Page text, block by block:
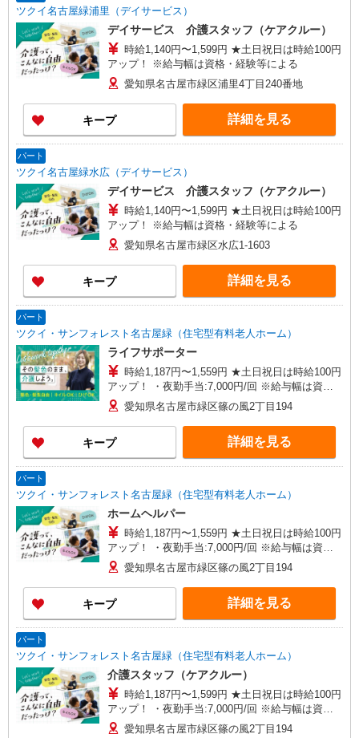
ツクイ名古屋緑浦里（デイサービス）
デイサービス 介護スタッフ（ケアクルー）
時給1,140円〜1,599円 ★土日祝日は時給100円
アップ！ ※給与幅は資格・経験等による
愛知県名古屋市緑区浦里4丁目240番地
キープ 詳細を見る
パート
ツクイ名古屋緑水広（デイサービス）
デイサービス 介護スタッフ（ケアクルー）
時給1,140円〜1,599円 ★土日祝日は時給100円
アップ！ ※給与幅は資格・経験等による
愛知県名古屋市緑区水広1-1603
キープ 詳細を見る
パート
ツクイ・サンフォレスト名古屋緑（住宅型有料老人ホーム）
ライフサポーター
時給1,187円〜1,559円 ★土日祝日は時給100円
アップ！ ・夜勤手当:7,000円/回 ※給与幅は資
格・経験等による
愛知県名古屋市緑区篠の風2丁目194
キープ 詳細を見る
パート
ツクイ・サンフォレスト名古屋緑（住宅型有料老人ホーム）
ホームヘルパー
時給1,187円〜1,559円 ★土日祝日は時給100円
アップ！ ・夜勤手当:7,000円/回 ※給与幅は資
格・経験等による
愛知県名古屋市緑区篠の風2丁目194
キープ 詳細を見る
パート
ツクイ・サンフォレスト名古屋緑（住宅型有料老人ホーム）
介護スタッフ（ケアクルー）
時給1,187円〜1,599円 ★土日祝日は時給100円
アップ！ ・夜勤手当:7,000円/回 ※給与幅は資
格・経験等による
愛知県名古屋市緑区篠の風2丁目194